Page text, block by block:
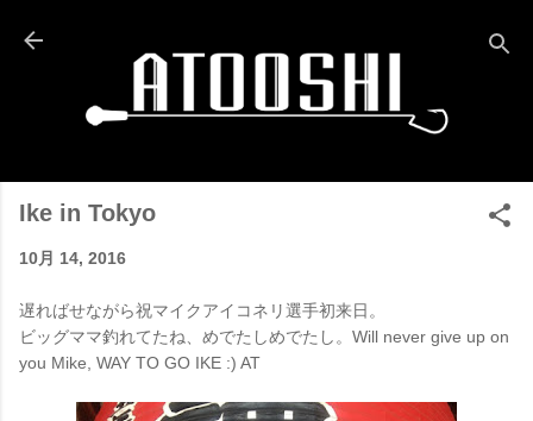
Ike in Tokyo
10月 14, 2016
遅ればせながら祝マイクアイコネリ選手初来日。
ビッグママ釣れてたね、めでたしめでたし。Will never give up on
you Mike, WAY TO GO IKE :) AT